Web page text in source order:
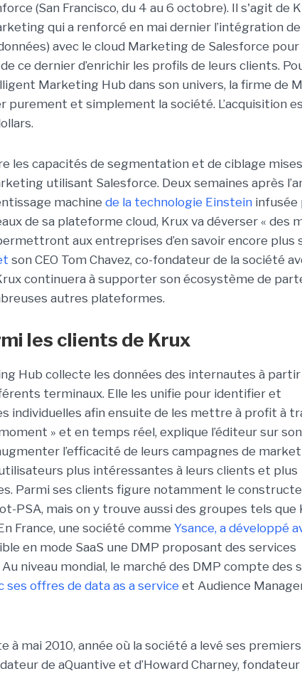
(San Francisco, du 4 au 6 octobre). Il s'agit de
qui a renforcé en mai dernier l’intégration de
avec le cloud Marketing de Salesforce pour
ce dernier d’enrichir les profils de leurs clients.
Marketing Hub dans son univers, la firme de
purement et simplement la société. L’acquisition
les capacités de segmentation et de ciblage
utilisant Salesforce. Deux semaines après
machine de la technologie Einstein infusée
de sa plateforme cloud, Krux va déverser « des
aux entreprises d’en savoir encore plus
son CEO Tom Chavez, co-fondateur de la société
continuera à supporter son écosystème de
autres plateformes.
les clients de Krux
Hub collecte les données des internautes à partir
terminaux. Elle les unifie pour identifier et
individuelles afin ensuite de les mettre à profit à
» et en temps réel, explique l’éditeur sur
l’efficacité de leurs campagnes de
plus intéressantes à leurs clients et plus
Parmi ses clients figure notamment le
PSA, mais on y trouve aussi des groupes tels que
France, une société comme Ysance, a développé
en mode SaaS une DMP proposant des services
niveau mondial, le marché des DMP compte des
ses offres de data as a service et Audience
à mai 2010, année où la société a levé ses
de aQuantive et d’Howard Charney,